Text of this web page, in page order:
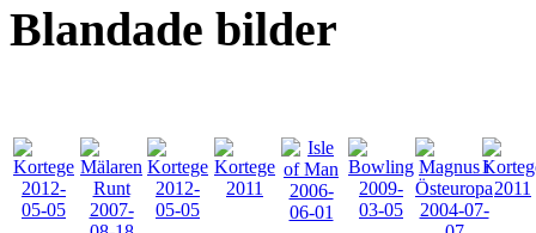
Blandade bilder